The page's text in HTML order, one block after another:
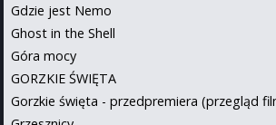
Gdzie jest Nemo
Ghost in the Shell
Góra mocy
GORZKIE ŚWIĘTA
Gorzkie święta - przedpremiera (przegląd